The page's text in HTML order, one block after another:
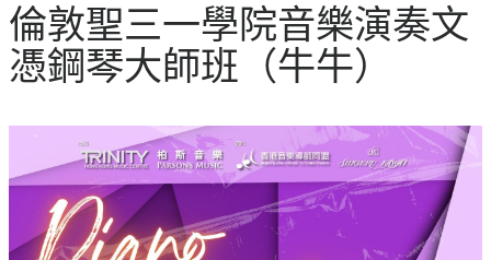
倫敦聖三一學院音樂演奏文
憑鋼琴大師班（牛牛）